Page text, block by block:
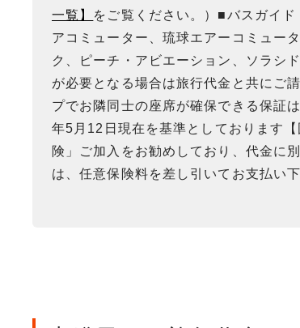
一覧】 をご覧ください。）■バスガイ
アコミューター、琉球エアーコミュー
ク、ピーチ・アビエーション、ソラシ
が必要となる場合は旅行代金と共にご
プでお隣同士の座席が確保できる保証
年5月12日現在を基準としております
険」ご加入をお勧めしており、代金に
は、任意保険料を差し引いてお支払い下